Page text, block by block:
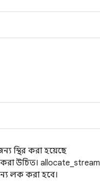
স্থির করা হয়েছে
করা উচিত। allocate_stream
লক করা হবে।